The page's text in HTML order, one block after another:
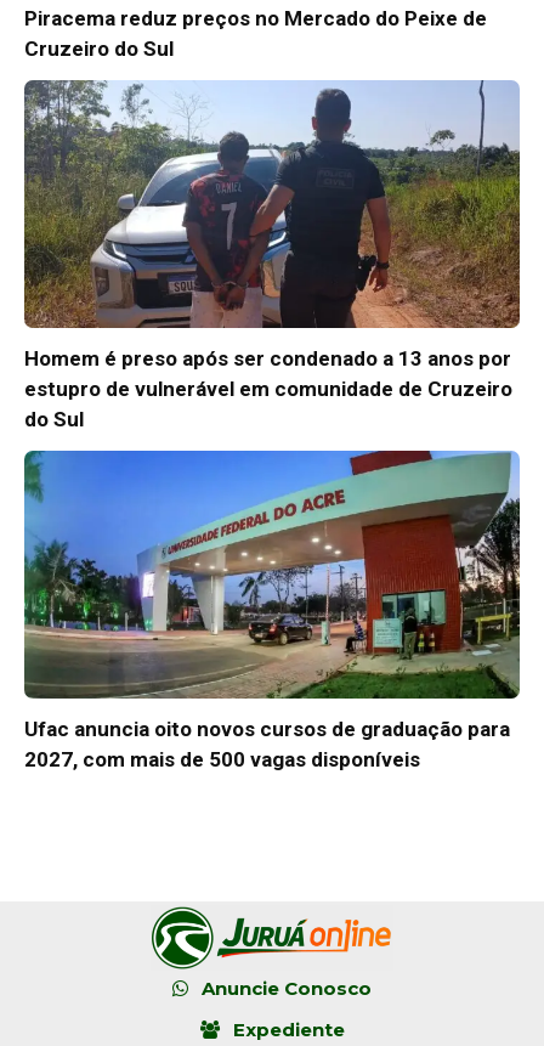
Piracema reduz preços no Mercado do Peixe de
Cruzeiro do Sul
Homem é preso após ser condenado a 13 anos por
estupro de vulnerável em comunidade de Cruzeiro
do Sul
Ufac anuncia oito novos cursos de graduação para
2027, com mais de 500 vagas disponíveis
Anuncie Conosco
Expediente